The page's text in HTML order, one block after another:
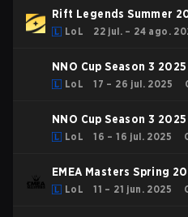
Rift Legends Summer
LoL 22 jul. – 24 ago.
NNO Cup Season 3
LoL 17 – 26 jul. 2025
NNO Cup Season 3
LoL 16 – 16 jul. 2025
EMEA Masters Spring
LoL 11 – 21 jun. 2025